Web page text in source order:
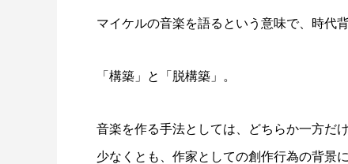
マイケルの音楽を語るという意味で、時代
「構築」と「脱構築」。
音楽を作る手法としては、どちらか一方だ
少なくとも、作家としての創作行為の背景